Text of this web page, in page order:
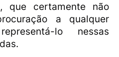
que certamente não
a qualquer
lo nessas